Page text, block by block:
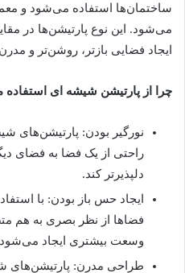
ساختمان‌ها استفاده می‌شود و
می‌شود. این نوع پارتیشن‌ها در
ایجاد فضایی بازتر، روشن‌تر و
چرا از پارتیشن شیشه ای استفاده
نورگیر بودن: پارتیشن‌های
راحتی از یک فضا به فضای
دلپذیرتر کند.
ایجاد حس باز بودن: با
فضاها از نظر بصری به هم
وسعت بیشتری ایجاد
طراحی مدرن: پارتیشن‌های